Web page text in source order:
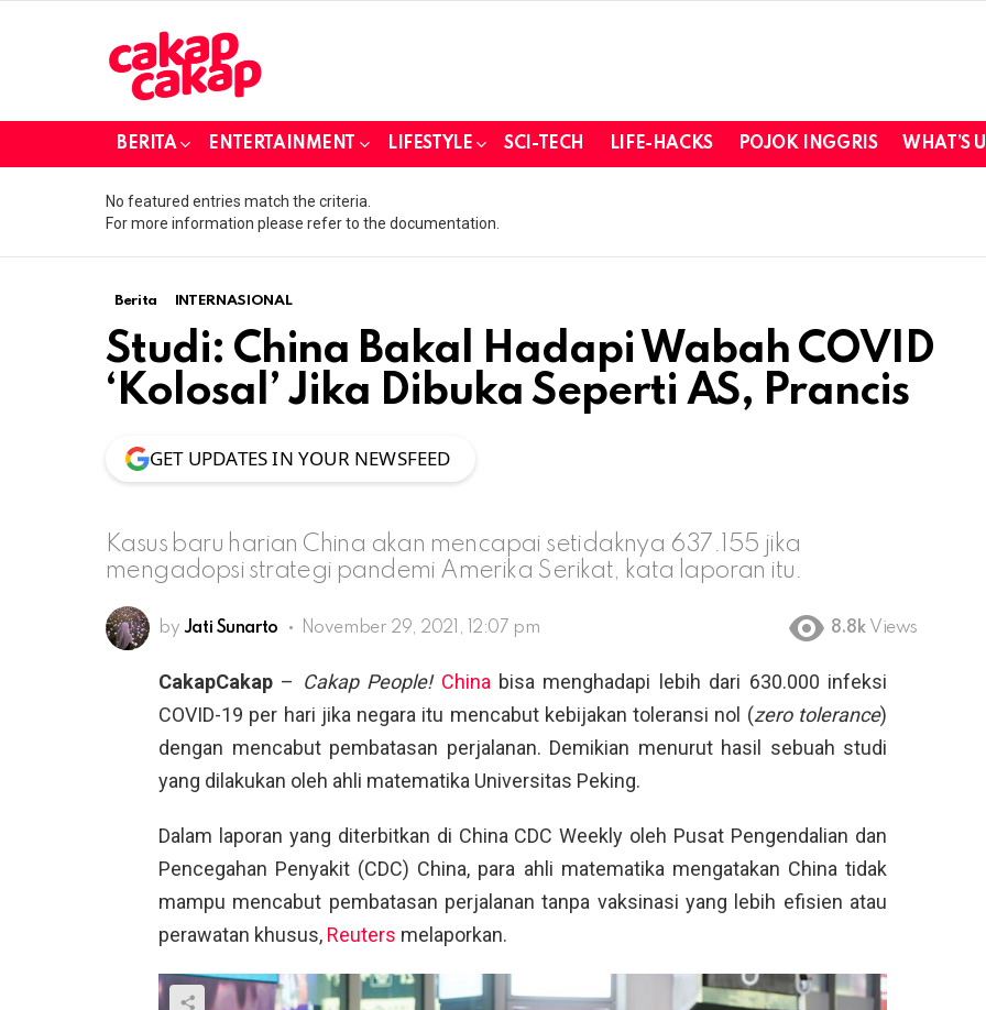
BERITA ENTERTAINMENT LIFESTYLE SCI-TECH LIFE-HACKS POJOK INGGRIS WHAT’S
No featured entries match the criteria.
For more information please refer to the documentation.
Berita INTERNASIONAL
Studi: China Bakal Hadapi Wabah COVID
‘Kolosal’ Jika Dibuka Seperti AS, Prancis
GET UPDATES IN YOUR NEWSFEED
Kasus baru harian China akan mencapai setidaknya 637.155 jika
mengadopsi strategi pandemi Amerika Serikat, kata laporan itu.
by Jati Sunarto November 29, 2021, 12:07 pm 8.8k Views
CakapCakap – Cakap People! China bisa menghadapi lebih dari 630.000 infeksi
COVID-19 per hari jika negara itu mencabut kebijakan toleransi nol (zero tolerance)
dengan mencabut pembatasan perjalanan. Demikian menurut hasil sebuah studi
yang dilakukan oleh ahli matematika Universitas Peking.
Dalam laporan yang diterbitkan di China CDC Weekly oleh Pusat Pengendalian dan
Pencegahan Penyakit (CDC) China, para ahli matematika mengatakan China tidak
mampu mencabut pembatasan perjalanan tanpa vaksinasi yang lebih efisien atau
perawatan khusus, Reuters melaporkan.